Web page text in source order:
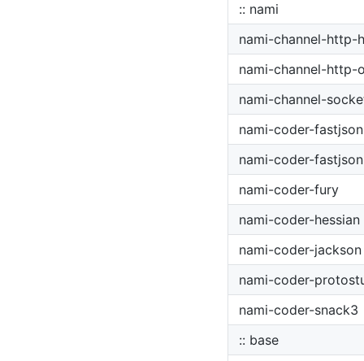
:: nami
nami-channel-http-
nami-channel-http-
nami-channel-
nami-coder-fastjson
nami-coder-
nami-coder-fury
nami-coder-hessian
nami-coder-jackson
nami-coder-
nami-coder-snack3
:: base